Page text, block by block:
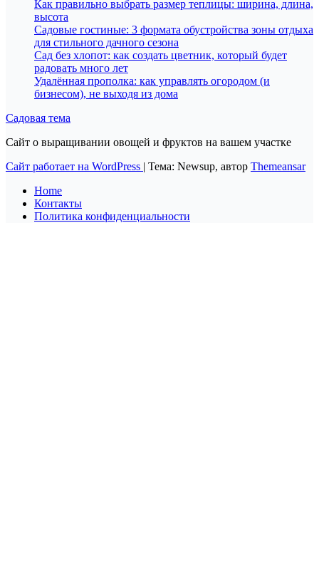
Как правильно выбрать размер теплицы: ширина, длина,
высота
Садовые гостиные: 3 формата обустройства зоны отдыха
для стильного дачного сезона
Сад без хлопот: как создать цветник, который будет
радовать много лет
Удалённая прополка: как управлять огородом (и
бизнесом), не выходя из дома
Садовая тема
Сайт о выращивании овощей и фруктов на вашем участке
Сайт работает на WordPress | Тема: Newsup, автор Themeansar
Home
Контакты
Политика конфиденциальности